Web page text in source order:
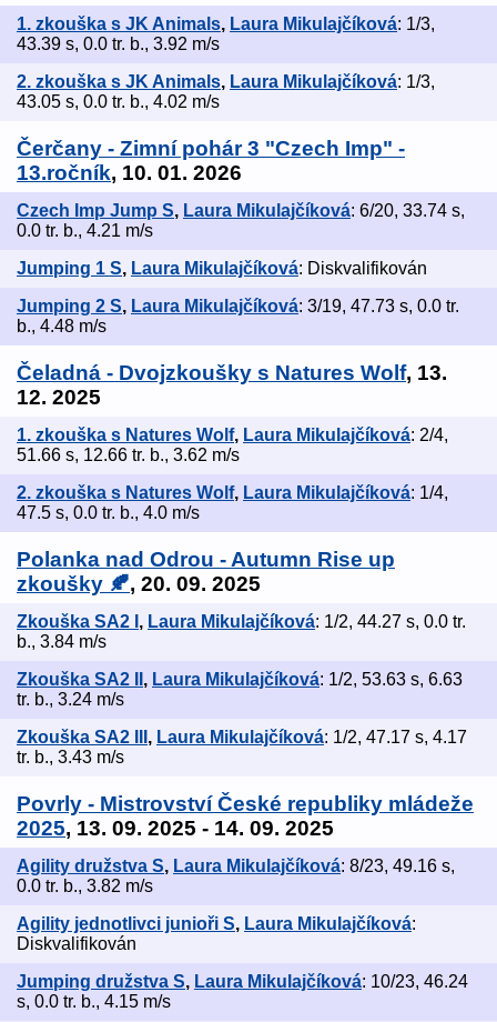
1. zkouška s JK Animals, Laura Mikulajčíková: 1/3,
43.39 s, 0.0 tr. b., 3.92 m/s
2. zkouška s JK Animals, Laura Mikulajčíková: 1/3,
43.05 s, 0.0 tr. b., 4.02 m/s
Čerčany - Zimní pohár 3 "Czech Imp" -
13.ročník, 10. 01. 2026
Czech Imp Jump S, Laura Mikulajčíková: 6/20, 33.74 s,
0.0 tr. b., 4.21 m/s
Jumping 1 S, Laura Mikulajčíková: Diskvalifikován
Jumping 2 S, Laura Mikulajčíková: 3/19, 47.73 s, 0.0 tr.
b., 4.48 m/s
Čeladná - Dvojzkoušky s Natures Wolf, 13.
12. 2025
1. zkouška s Natures Wolf, Laura Mikulajčíková: 2/4,
51.66 s, 12.66 tr. b., 3.62 m/s
2. zkouška s Natures Wolf, Laura Mikulajčíková: 1/4,
47.5 s, 0.0 tr. b., 4.0 m/s
Polanka nad Odrou - Autumn Rise up
zkoušky 🍂, 20. 09. 2025
Zkouška SA2 I , Laura Mikulajčíková: 1/2, 44.27 s, 0.0 tr.
b., 3.84 m/s
Zkouška SA2 II , Laura Mikulajčíková: 1/2, 53.63 s, 6.63
tr. b., 3.24 m/s
Zkouška SA2 III , Laura Mikulajčíková: 1/2, 47.17 s, 4.17
tr. b., 3.43 m/s
Povrly - Mistrovství České republiky mládeže
2025, 13. 09. 2025 - 14. 09. 2025
Agility družstva S, Laura Mikulajčíková: 8/23, 49.16 s,
0.0 tr. b., 3.82 m/s
Agility jednotlivci junioři S, Laura Mikulajčíková:
Diskvalifikován
Jumping družstva S, Laura Mikulajčíková: 10/23, 46.24
s, 0.0 tr. b., 4.15 m/s